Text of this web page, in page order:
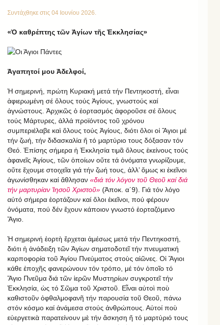
Συντάχθηκε στις 04 Ιουνίου 2026.
«Ὁ καθρέπτης τῶν Ἁγίων τῆς Ἐκκλησίας»
Ἀγαπητοί μου Ἀδελφοί,
Ἡ σημερινή, πρώτη Κυριακή μετά τήν Πεντηκοστή, εἶναι
ἀφιερωμένη σέ ὅλους τούς Ἁγίους, γνωστούς καί
ἀγνώστους. Ἀρχικῶς ὁ ἑορτασμός ἀφοροῦσε σέ ὅλους
τούς Mάρτυρες, ἀλλά προϊόντος τοῦ χρόνου
συμπεριέλαβε καὶ ὅλους τούς Ἁγίους, διότι ὅλοι οἱ Ἅγιοι μέ
τήν ζωή, τήν διδασκαλία ἤ τό μαρτύριο τους δόξασαν τόν
Θεό. Ἐπίσης σήμερα ἡ Ἐκκλησία τιμᾶ ὅλους ἐκείνους τούς
ἀφανεῖς Ἁγίους, τῶν ὁποίων οὔτε τά ὀνόματα γνωρίζουμε,
οὔτε ἔχουμε στοιχεῖα γιά τήν ζωή τους, ἀλλ’ ὅμως κι ἐκεῖνοι
ἀγωνίσθηκαν καί ἄθλησαν «διά τόν λόγον τοῦ Θεοῦ καί διά
τήν μαρτυρίαν Ἰησοῦ Χριστοῦ» (Ἀποκ. α΄9). Γιά τόν λόγο
αὐτό σήμερα ἑορτάζουν καί ὅλοι ἐκεῖνοι, πού φέρουν
ὀνόματα, πού δέν ἔχουν κάποιον γνωστό ἑορταζόμενο
Ἅγιο.
Ἡ σημερινή ἑορτὴ ἔρχεται ἀμέσως μετά τήν Πεντηκοστή,
διότι ἡ ἀνάδειξη τῶν Ἁγίων σηματοδοτεῖ τήν πνευματική
καρποφορία τοῦ Ἁγίου Πνεύματος στοὺς αἰῶνες. Οἱ Ἅγιοι
κάθε ἐποχῆς φανερώνουν τόν τρόπο, μέ τόν ὁποῖο τό
Ἅγιο Πνεῦμα διά τῶν ἱερῶν Μυστηρίων συγκροτεῖ τήν
Ἐκκλησία, ὡς τό Σῶμα τοῦ Χριστοῦ. Εἶναι αὐτοὶ ποὺ
καθιστοῦν ὀφθαλμοφανῆ τήν παρουσία τοῦ Θεοῦ, πάνω
στόν κόσμο καί ἀνάμεσα στούς ἀνθρώπους. Αὐτοί ποὺ
εὐεργετικὰ παρατείνουν μὲ τήν ἄσκηση ἤ τό μαρτύριό τους